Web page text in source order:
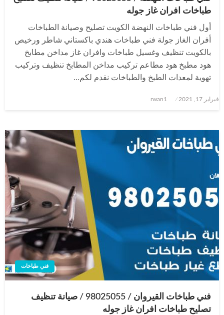
طباخات افران غاز جوله
أول فني طباخات النهضة الكويت تصليح وصيانة الطباخات
أفران الغاز جولة فني طباخات هندي باكستاني شاطر ورخيص
بالكويت تنظيف وغسيل طباخات وافران غاز مداخن مطابخ
هود مطبخ هود مطاعم تركيب مداخن المطابخ تنظيف وتركيب
تهوية لمعدات الطبخ والطباخات نقدم لكم…
نُشر
فبراير 17, 2021 rwan1
فني طباخات
فني طباخات القيروان / 98025055 / صيانة تنظيف
تصليح طباخات افران غاز جوله